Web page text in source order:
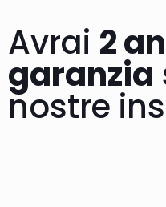
Avrai 2
garanzia
nostre